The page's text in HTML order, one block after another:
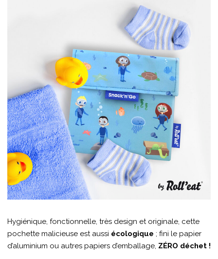
Hygiénique, fonctionnelle, très design et originale, cette
pochette malicieuse est aussi écologique ; fini le papier
d’aluminium ou autres papiers d’emballage, ZÉRO déchet !